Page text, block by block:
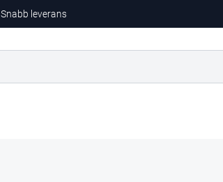
Snabb leverans